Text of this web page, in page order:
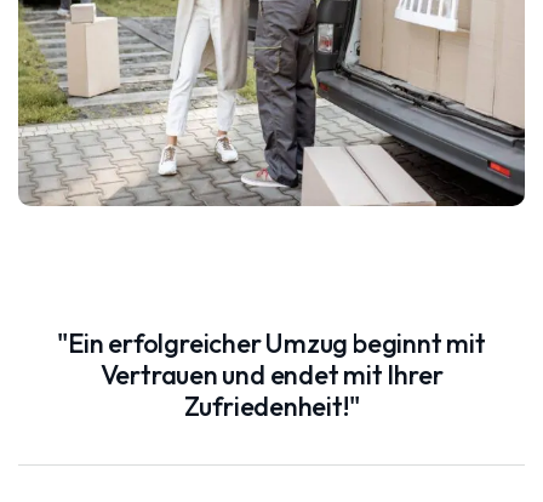
"Ein erfolgreicher Umzug beginnt mit
Vertrauen und endet mit Ihrer
Zufriedenheit!"